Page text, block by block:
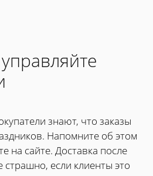
знают, что заказы
Напомните об этом
на сайте. Доставка после
если клиенты это